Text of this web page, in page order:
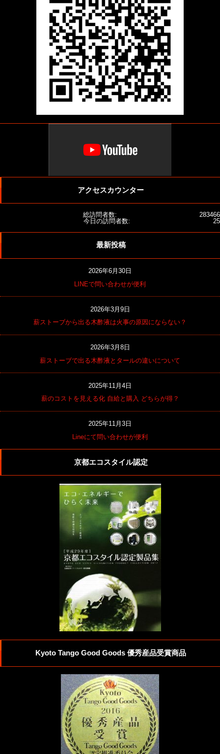
アクセスカウンター
283466
総訪問者数:
25
今日の訪問者数:
最新投稿
2026年6月30日
LINEで問い合わせが便利
2026年3月9日
薪ストーブから出る木酢液は火事の原因にならない？
2026年3月8日
薪ストーブで出る木酢液とタールの違いについて
2025年11月4日
薪のコストを見える化 自給と購入 どちらが得？
2025年11月3日
Lineにて問い合わせが便利
京都エコスタイル認定
Kyoto Tango Good Goods 優秀産品受賞商品